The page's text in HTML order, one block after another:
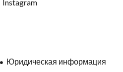
Instagram
Юридическая информация